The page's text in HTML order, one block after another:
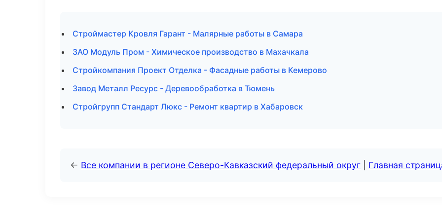
Строймастер Кровля Гарант - Малярные работы в Самара
ЗАО Модуль Пром - Химическое производство в Махачкала
Стройкомпания Проект Отделка - Фасадные работы в Кемерово
Завод Металл Ресурс - Деревообработка в Тюмень
Стройгрупп Стандарт Люкс - Ремонт квартир в Хабаровск
← Все компании в регионе Северо-Кавказский федеральный округ Главная